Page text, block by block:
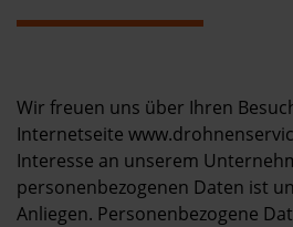
Leistungen
Preise
Shop
Wir freuen uns über Ihren
Internetseite
Interesse an unserem
personenbezogenen Daten ist
Anliegen. Personenbezogene